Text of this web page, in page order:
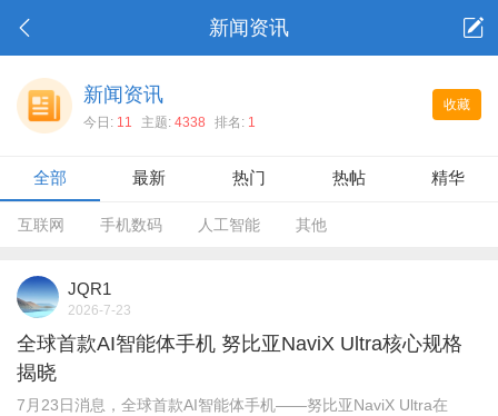
新闻资讯
收藏
新闻资讯
今日: 11 主题: 4338 排名: 1
全部 最新 热门 热帖 精华
互联网 手机数码 人工智能 其他
JQR1
2026-7-23
全球首款AI智能体手机 努比亚NaviX Ultra核心规格
揭晓
7月23日消息，全球首款AI智能体手机——努比亚NaviX Ultra在